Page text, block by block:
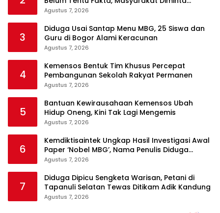
Waspadai Hoaks
Agustus 7, 2026
3
Diduga Usai Santap Menu MBG, 25 Siswa dan
Guru di Bogor Alami Keracunan
Agustus 7, 2026
4
Kemensos Bentuk Tim Khusus Percepat
Pembangunan Sekolah Rakyat Permanen
Agustus 7, 2026
5
Bantuan Kewirausahaan Kemensos Ubah
Hidup Oneng, Kini Tak Lagi Mengemis
Agustus 7, 2026
6
Kemdiktisaintek Ungkap Hasil Investigasi Awal
Paper ‘Nobel MBG’, Nama Penulis Diduga
Dicantumkan Tanpa Persetujuan
Agustus 7, 2026
7
Diduga Dipicu Sengketa Warisan, Petani di
Tapanuli Selatan Tewas Ditikam Adik Kandung
Agustus 7, 2026